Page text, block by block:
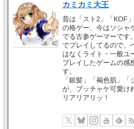
カミカミ大王
昔は「スト2」「KOF
の格ゲー、今はソシャ
でる古参ゲーマーです
でプレイしてるので、
はなくライト・一般ユ
プレイしたゲームの感
す。
「銀髪」「褐色肌」
が、ブッチャケ可愛け
リアリアリッ！